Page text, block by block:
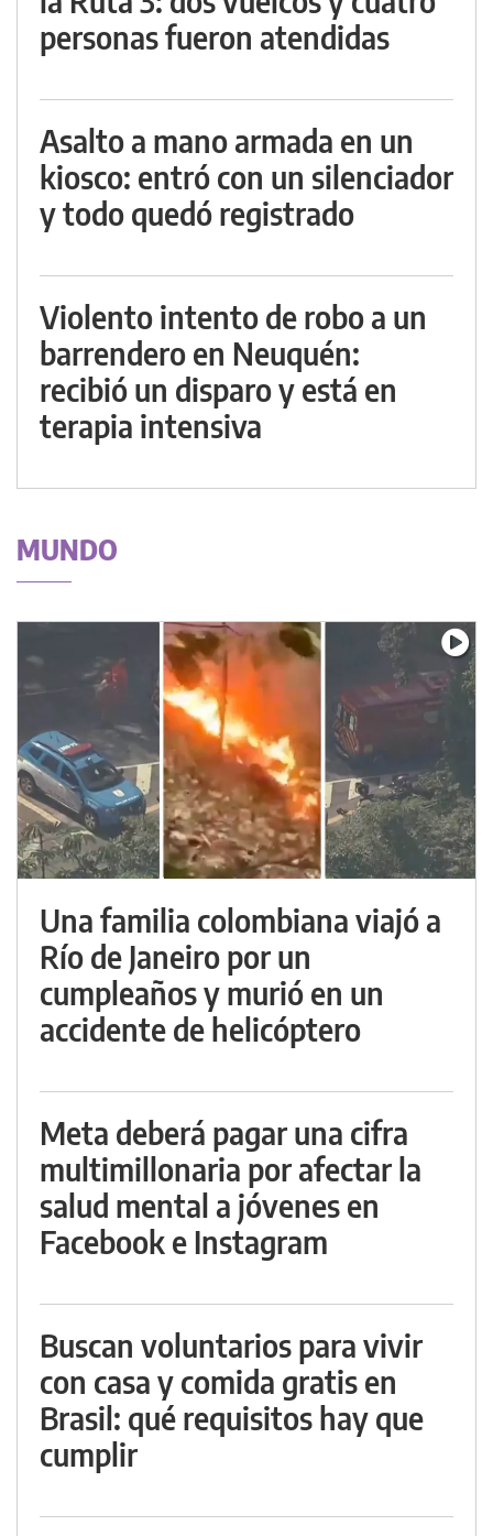
personas fueron atendidas
Asalto a mano armada en un
kiosco: entró con un silenciador
y todo quedó registrado
Violento intento de robo a un
barrendero en Neuquén:
recibió un disparo y está en
terapia intensiva
MUNDO
Una familia colombiana viajó a
Río de Janeiro por un
cumpleaños y murió en un
accidente de helicóptero
Meta deberá pagar una cifra
multimillonaria por afectar la
salud mental a jóvenes en
Facebook e Instagram
Buscan voluntarios para vivir
con casa y comida gratis en
Brasil: qué requisitos hay que
cumplir